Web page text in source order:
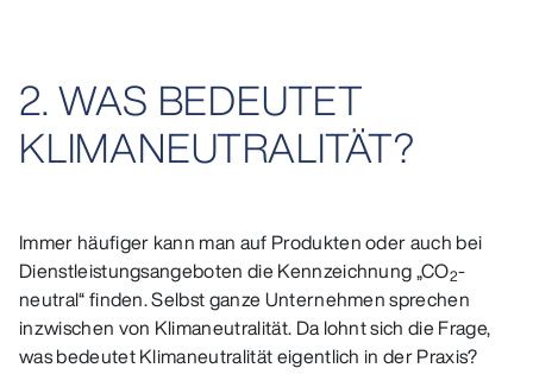
2. WAS BEDEUTET
KLIMANEUTRALITÄT?
Immer häufiger kann man auf Produkten oder auch bei
Dienstleistungsangeboten die Kennzeichnung „CO2-
neutral“ finden. Selbst ganze Unternehmen sprechen
inzwischen von Klimaneutralität. Da lohnt sich die Frage,
was bedeutet Klimaneutralität eigentlich in der Praxis?